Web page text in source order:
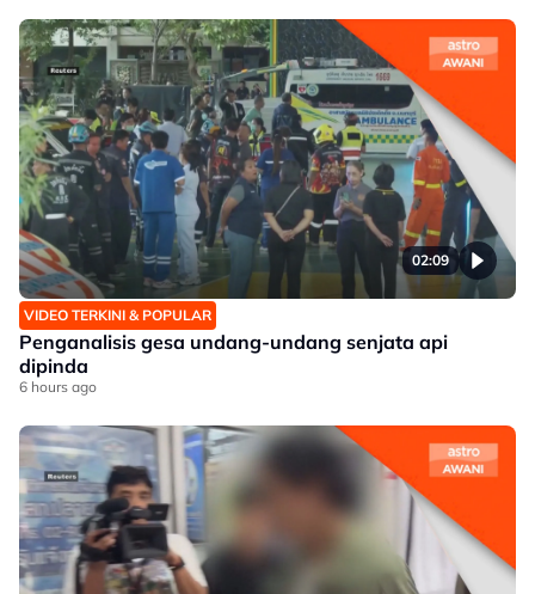
02:09
VIDEO TERKINI & POPULAR
Penganalisis gesa undang-undang senjata api
dipinda
6 hours ago